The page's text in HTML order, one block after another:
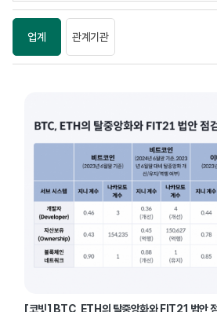
업계 관계기관
[코빗] BTC, ETH의 탈중앙화와 FIT21 법안